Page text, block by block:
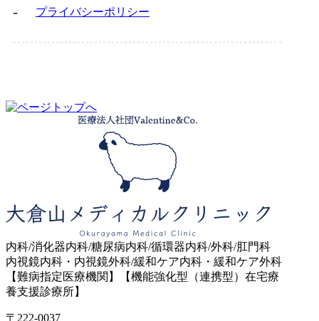
プライバシーポリシー
内科/消化器内科/糖尿病内科/循環器内科/外科/肛門科
内視鏡内科・内視鏡外科/緩和ケア内科・緩和ケア外科
【難病指定医療機関】【機能強化型（連携型）在宅療
養支援診療所】
〒222-0037